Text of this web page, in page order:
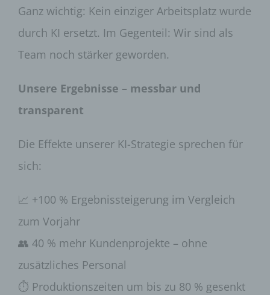
Ganz wichtig: Kein einziger Arbeitsplatz wurde
durch KI ersetzt. Im Gegenteil: Wir sind als
Team noch stärker geworden.
Unsere Ergebnisse – messbar und
transparent
Die Effekte unserer KI-Strategie sprechen für
sich:
📈 +100 % Ergebnissteigerung im Vergleich
zum Vorjahr
👥 40 % mehr Kundenprojekte – ohne
zusätzliches Personal
⏱️ Produktionszeiten um bis zu 80 % gesenkt